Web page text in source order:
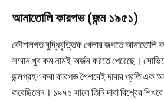
আনাতোলি কারপভ (জন্ম ১৯৫১)
কৌশলগত বুদ্ধিবৃত্তিক খেলার জগতে আনাতোলি
সম্মান খুব কম নামই অর্জন করতে পেরেছে।
জন্মগ্রহণ করা কারপভ শৈশবেই দাবার প্রতি এক
করেছিলেন। ১৯৭৫ সালে তিনি দাবা বিশ্বের